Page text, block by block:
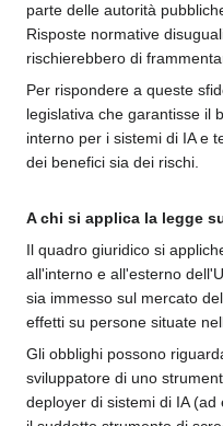
parte delle autorità
Risposte normative
rischierebbero di
Per rispondere a queste
legislativa che garantisse il
interno per i sistemi di IA e
dei benefici sia dei rischi.
A chi si applica la legge
Il quadro giuridico si
all'interno e all'esterno
sia immesso sul mercato
effetti su persone situate
Gli obblighi possono
sviluppatore di uno
deployer di sistemi di IA